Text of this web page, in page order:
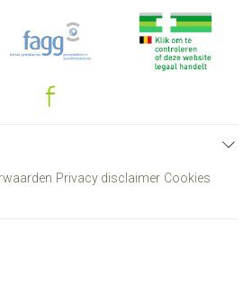
Privacy disclaimer Cookies